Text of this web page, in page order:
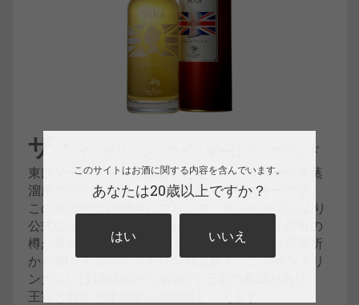
ザ・
イングリッシュウイスキーはイングランド
東部ノーフォークに創業したセント・ジョージズ蒸
溜所でつくられるシングルモルトウイスキーです。
この蒸溜所は2006年にプリンス・チャールズにより
公式にオープンし、現在もチャールズ皇太子所有の
樽が熟成されています。使用している大麦は蒸溜所
から30マイルのサンドリンガム産で、このサンドリ
ンガムには1862年から4代続く王室の私邸があり、
王室と何かと縁の深い蒸溜所といえます。
このサイトはお酒に関する内容を含んでいます。
あなたは20歳以上ですか？
はい いいえ